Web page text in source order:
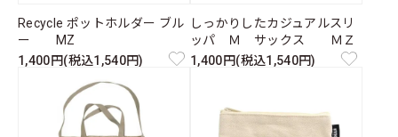
Recycle ポットホルダー ブル
ー MZ
1,400円(税込1,540円)
しっかりしたカジュアルスリ
ッパ Ｍ サックス ＭＺ
1,400円(税込1,540円)